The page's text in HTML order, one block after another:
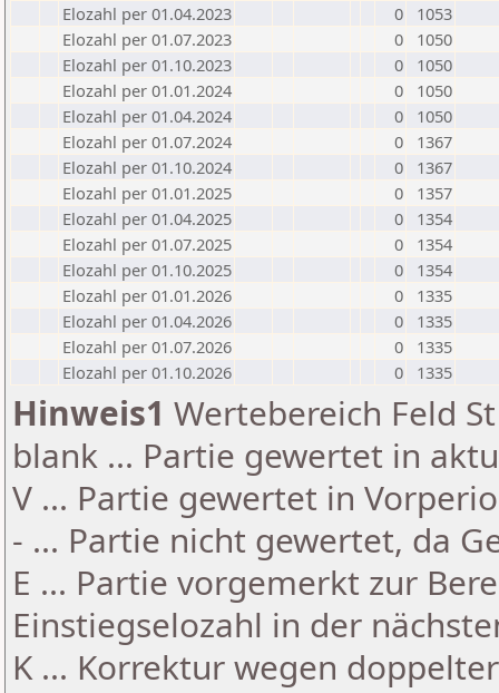
Elozahl per 01.04.2023
0
1053
Elozahl per 01.07.2023
0
1050
Elozahl per 01.10.2023
0
1050
Elozahl per 01.01.2024
0
1050
Elozahl per 01.04.2024
0
1050
Elozahl per 01.07.2024
0
1367
Elozahl per 01.10.2024
0
1367
Elozahl per 01.01.2025
0
1357
Elozahl per 01.04.2025
0
1354
Elozahl per 01.07.2025
0
1354
Elozahl per 01.10.2025
0
1354
Elozahl per 01.01.2026
0
1335
Elozahl per 01.04.2026
0
1335
Elozahl per 01.07.2026
0
1335
Elozahl per 01.10.2026
0 1335
Hinweis1 Wertebereich Feld
blank ... Partie gewertet in
V ... Partie gewertet in
- ... Partie nicht gewertet, da
E ... Partie vorgemerkt zur
Einstiegselozahl in der
K ... Korrektur wegen